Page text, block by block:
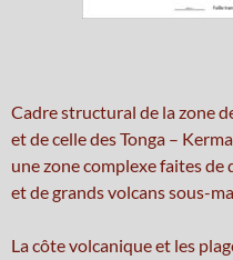
Cadre structural de la zone
et de celle des Tonga –
une zone complexe faites de
et de grands volcans sous-
La côte volcanique et les